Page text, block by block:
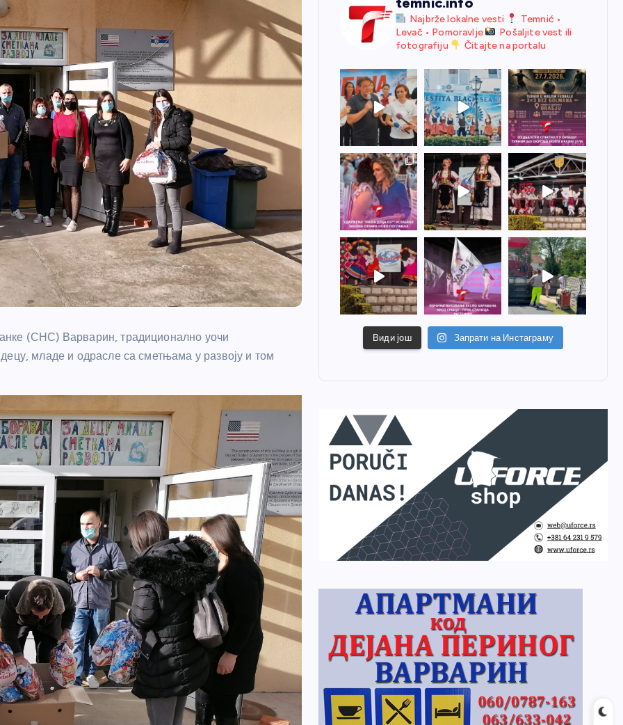
(СНС) Варварин, традиционално уочи
младе и одрасле са сметњама у развоју и том
Najbrže lokalne vesti
Temnić •
Levač • Pomoravlje
Pošaljite vest ili
fotografiju
Čitajte na portalu
Види још Запрати на Инстаграму